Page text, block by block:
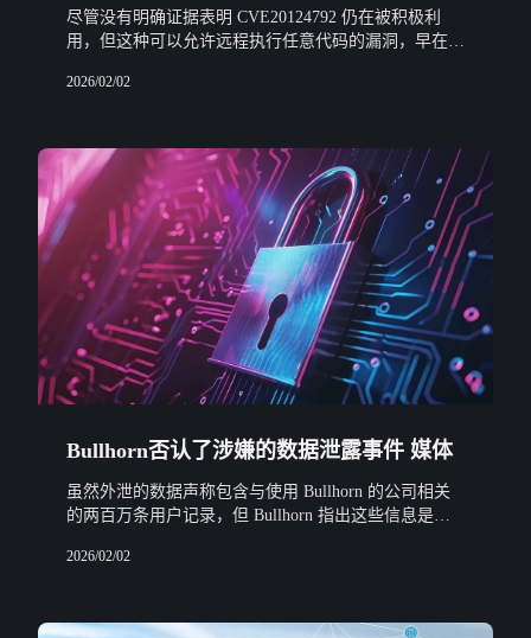
尽管没有明确证据表明 CVE20124792 仍在被积极利
用，但这种可以允许远程执行任意代码的漏洞，早在近
国外
2026/02/02
Bullhorn否认了涉嫌的数据泄露事件 媒体
虽然外泄的数据声称包含与使用 Bullhorn 的公司相关
的两百万条用户记录，但 Bullhorn 指出这些信息是从
生影响。
2026/02/02